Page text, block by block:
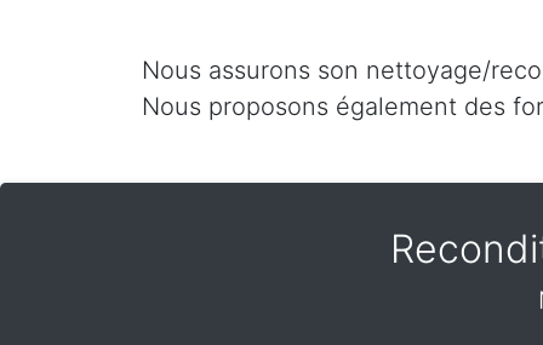
Nous assurons son nettoyage/
Nous proposons également des